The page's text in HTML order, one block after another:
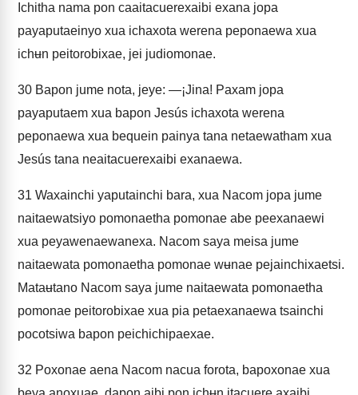
Ichitha nama pon caaitacuerexaibi exana jopa
payaputaeinyo xua ichaxota werena peponaewa xua
ichʉn peitorobixae, jei judiomonae.
30 Bapon jume nota, jeye: —¡Jina! Paxam jopa
payaputaem xua bapon Jesús ichaxota werena
peponaewa xua bequein painya tana netaewatham xua
Jesús tana neaitacuerexaibi exanaewa.
31 Waxainchi yaputainchi bara, xua Nacom jopa jume
naitaewatsiyo pomonaetha pomonae abe peexanaewi
xua peyawenaewanexa. Nacom saya meisa jume
naitaewata pomonaetha pomonae wʉnae pejainchixaetsi.
Mataʉtano Nacom saya jume naitaewata pomonaetha
pomonae peitorobixae xua pia petaexanaewa tsainchi
pocotsiwa bapon peichichipaexae.
32 Poxonae aena Nacom nacua forota, bapoxonae xua